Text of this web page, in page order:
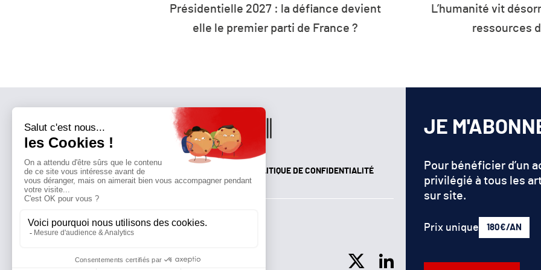
L’humanité vit désormais à crédit sur les
ressources de la planète
Plus de 26 % de
d’énergie de
QUI SOMMES-NOUS?MENTIONS LÉGALES POLITIQUE DE CONFIDENTIALITÉ
Suivez toutes nos actualités !
NEWSLETTER
JE
Pour bénéficier d’un
privilégié à tous les
sur site.
Prix unique 180€/AN